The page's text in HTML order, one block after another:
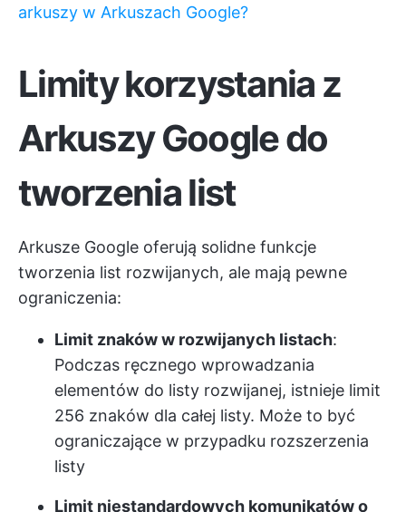
arkuszy w Arkuszach Google?
Limity korzystania z
Arkuszy Google do
tworzenia list
Arkusze Google oferują solidne funkcje
tworzenia list rozwijanych, ale mają pewne
ograniczenia:
Limit znaków w rozwijanych listach:
Podczas ręcznego wprowadzania
elementów do listy rozwijanej, istnieje limit
256 znaków dla całej listy. Może to być
ograniczające w przypadku rozszerzenia
listy
Limit niestandardowych komunikatów o